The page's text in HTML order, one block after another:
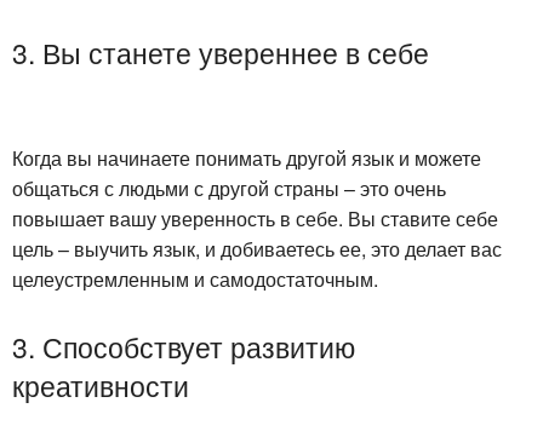
3. Вы станете увереннее в себе
Когда вы начинаете понимать другой язык и можете
общаться с людьми с другой страны – это очень
повышает вашу уверенность в себе. Вы ставите себе
цель – выучить язык, и добиваетесь ее, это делает вас
целеустремленным и самодостаточным.
3. Способствует развитию
креативности